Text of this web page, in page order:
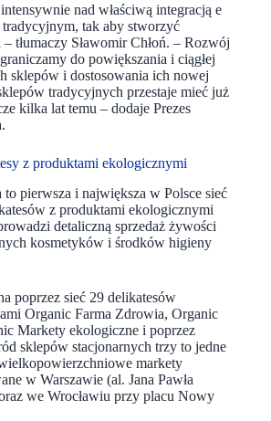
nad właściwą integracją e
tak aby stworzyć
tłumaczy Sławomir Chłoń. – Rozwój
do powiększania i ciągłej
sklepów i dostosowania ich nowej
tradycyjnych przestaje mieć już
kilka lat temu – dodaje Prezes
z produktami ekologicznymi
pierwsza i największa w Polsce sieć
z produktami ekologicznymi
detaliczną sprzedaż żywości
kosmetyków i środków higieny
poprzez sieć 29 delikatesów
Organic Farma Zdrowia, Organic
Markety ekologiczne i poprzez
sklepów stacjonarnych trzy to jedne
markety
w Warszawie (al. Jana Pawła
we Wrocławiu przy placu Nowy